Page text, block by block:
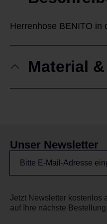
Herrenhose BENITO in
Material
Unser Newsletter
Jetzt Newsletter kostenlos
auf Ihre nächste